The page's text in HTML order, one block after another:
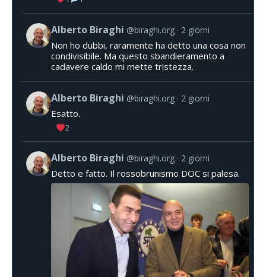
Alberto Biraghi @biraghi.org 2 giorni
Non ho dubbi, raramente ha detto una cosa non
condivisibile. Ma questo sbandieramento a
cadavere caldo mi mette tristezza.
Alberto Biraghi @biraghi.org 2 giorni
Esatto.
2
Alberto Biraghi @biraghi.org 2 giorni
Detto e fatto. Il rossobrunismo DOC si palesa.